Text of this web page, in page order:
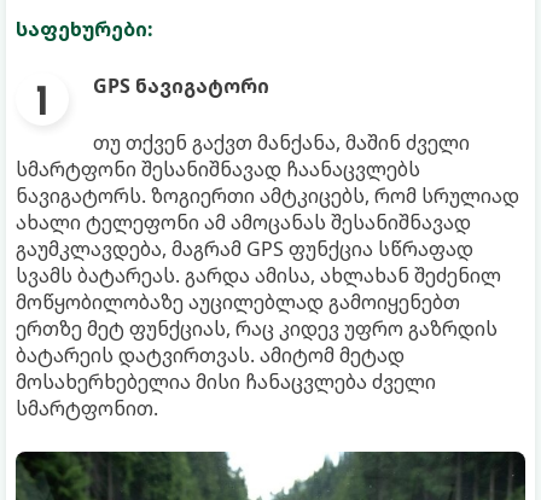
საფეხურები:
GPS ნავიგატორი
თუ თქვენ გაქვთ მანქანა, მაშინ ძველი
სმარტფონი შესანიშნავად ჩაანაცვლებს
ნავიგატორს. ზოგიერთი ამტკიცებს, რომ სრულიად
ახალი ტელეფონი ამ ამოცანას შესანიშნავად
გაუმკლავდება, მაგრამ GPS ფუნქცია სწრაფად
სვამს ბატარეას. გარდა ამისა, ახლახან შეძენილ
მოწყობილობაზე აუცილებლად გამოიყენებთ
ერთზე მეტ ფუნქციას, რაც კიდევ უფრო გაზრდის
ბატარეის დატვირთვას. ამიტომ მეტად
მოსახერხებელია მისი ჩანაცვლება ძველი
სმარტფონით.